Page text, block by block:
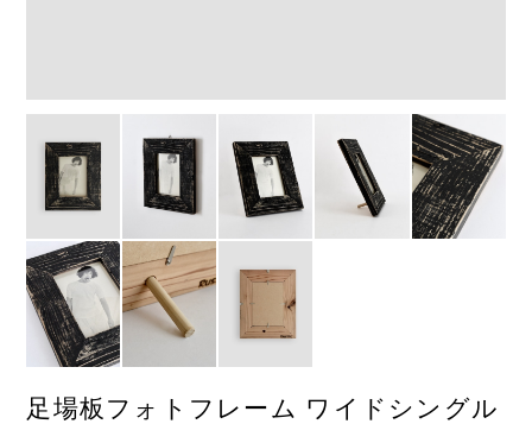
足場板フォトフレーム ワイドシングル